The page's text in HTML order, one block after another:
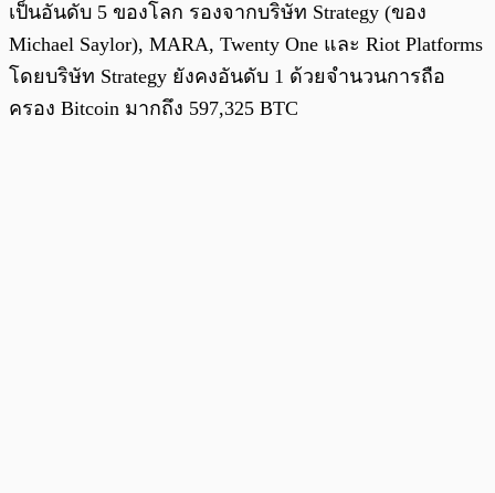
เป็นอันดับ 5 ของโลก รองจากบริษัท Strategy (ของ
Michael Saylor), MARA, Twenty One และ Riot Platforms
โดยบริษัท Strategy ยังคงอันดับ 1 ด้วยจำนวนการถือ
ครอง Bitcoin มากถึง 597,325 BTC